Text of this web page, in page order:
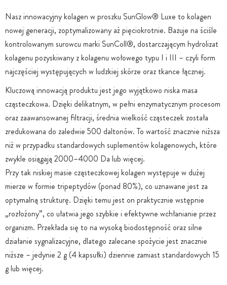
Nasz innowacyjny kolagen w proszku SunGlow® Luxe to kolagen
nowej generacji, zoptymalizowany aż pięciokrotnie. Bazuje na ściśle
kontrolowanym surowcu marki SunColl®, dostarczającym hydrolizat
kolagenu pozyskiwany z kolagenu wołowego typu I i III – czyli form
najczęściej występujących w ludzkiej skórze oraz tkance łącznej.
Kluczową innowacją produktu jest jego wyjątkowo niska masa
cząsteczkowa. Dzięki delikatnym, w pełni enzymatycznym procesom
oraz zaawansowanej filtracji, średnia wielkość cząsteczek została
zredukowana do zaledwie 500 daltonów. To wartość znacznie niższa
niż w przypadku standardowych suplementów kolagenowych, które
zwykle osiągają 2000–4000 Da lub więcej.
Przy tak niskiej masie cząsteczkowej kolagen występuje w dużej
mierze w formie tripeptydów (ponad 80%), co uznawane jest za
optymalną strukturę. Dzięki temu jest on praktycznie wstępnie
„rozłożony”, co ułatwia jego szybkie i efektywne wchłanianie przez
organizm. Przekłada się to na wysoką biodostępność oraz silne
działanie sygnalizacyjne, dlatego zalecane spożycie jest znacznie
niższe – jedynie 2 g (4 kapsułki) dziennie zamiast standardowych 15
g lub więcej.